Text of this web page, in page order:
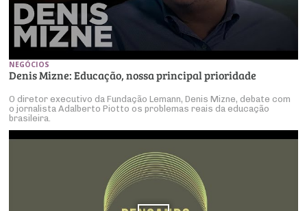
NEGÓCIOS
Denis Mizne: Educação, nossa principal prioridade
O diretor executivo da Fundação Lemann, Denis Mizne, debate com
o jornalista Adalberto Piotto os problemas reais da educação
brasileira.